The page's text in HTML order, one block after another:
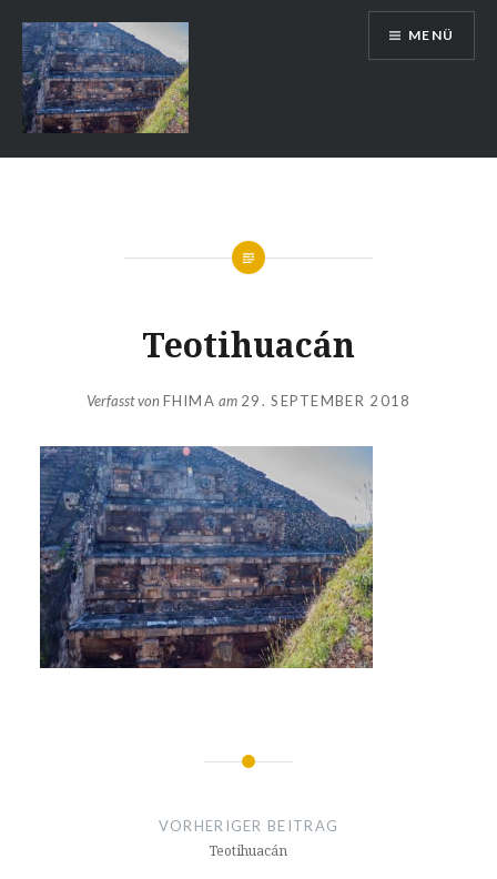
Inhalt
springen
Auslandsschuldienst
MENÜ
Teotihuacán
Verfasst vonFHIMA am 29. SEPTEMBER 2018
Beitragsnavigation
VORHERIGER BEITRAG
Teotihuacán